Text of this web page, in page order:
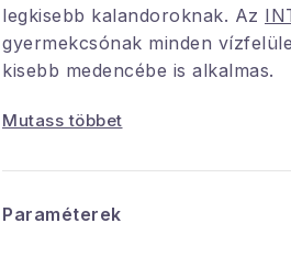
legkisebb kalandoroknak. Az
gyermekcsónak minden
kisebb medencébe is alkalmas.
Ne hagyja a gyermekeket
A csomag tartalmaz egy kisebb
Mutass többet
Paraméterek